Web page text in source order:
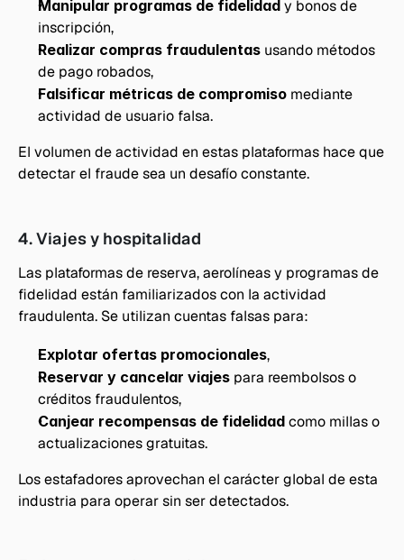
Manipular programas de fidelidad y bonos de
inscripción,
Realizar compras fraudulentas usando métodos
de pago robados,
Falsificar métricas de compromiso mediante
actividad de usuario falsa.
El volumen de actividad en estas plataformas hace que
detectar el fraude sea un desafío constante.
4. Viajes y hospitalidad
Las plataformas de reserva, aerolíneas y programas de
fidelidad están familiarizados con la actividad
fraudulenta. Se utilizan cuentas falsas para:
Explotar ofertas promocionales,
Reservar y cancelar viajes para reembolsos o
créditos fraudulentos,
Canjear recompensas de fidelidad como millas o
actualizaciones gratuitas.
Los estafadores aprovechan el carácter global de esta
industria para operar sin ser detectados.